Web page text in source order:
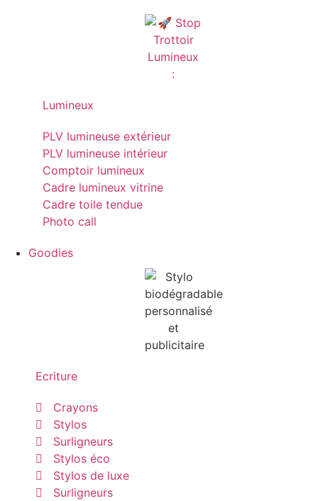
Lumineux
PLV lumineuse extérieur
PLV lumineuse intérieur
Comptoir lumineux
Cadre lumineux vitrine
Cadre toile tendue
Photo call
Goodies
Ecriture
Crayons
Stylos
Surligneurs
Stylos éco
Stylos de luxe
Surligneurs